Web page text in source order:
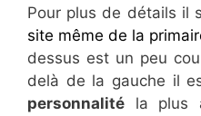
Pour plus de détails il
site même de la
dessus est un peu
delà de la gauche il
personnalité la plus